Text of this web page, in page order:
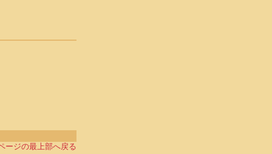
ージの最上部へ戻る